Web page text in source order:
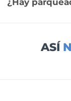
¿Hay
ASÍ